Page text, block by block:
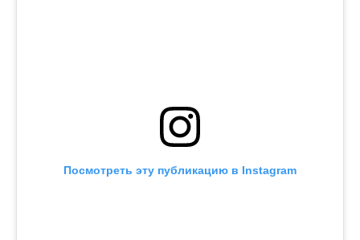
Посмотреть эту публикацию в Instagram